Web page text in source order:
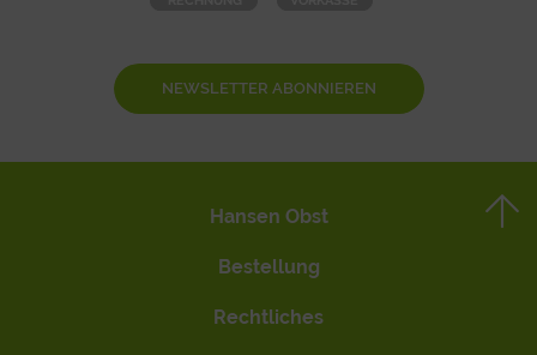
NEWSLETTER ABONNIEREN
Hansen Obst
Bestellung
Rechtliches